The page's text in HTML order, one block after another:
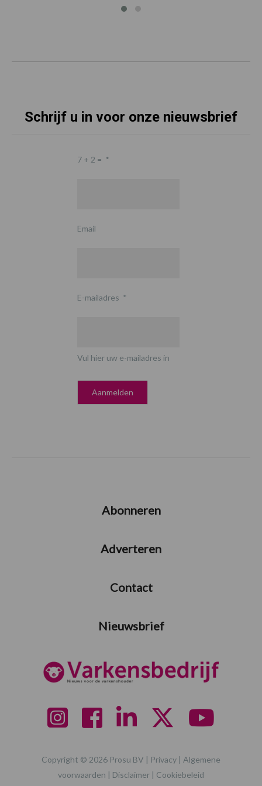
Schrijf u in voor onze nieuwsbrief
7 + 2 = *
Email
E-mailadres *
Vul hier uw e-mailadres in
Abonneren
Adverteren
Contact
Nieuwsbrief
Copyright © 2026 Prosu BV | Privacy | Algemene
voorwaarden | Disclaimer | Cookiebeleid